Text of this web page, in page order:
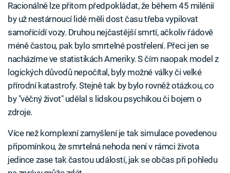
Racionálně lze přitom předpokládat, že během 45 milénií
by už nestárnoucí lidé měli dost času třeba vypilovat
samořícídí vozy. Druhou nejčastější smrtí, ačkoliv řádově
méně častou, pak bylo smrtelné postřelení. Přeci jen se
nacházíme ve statistikách Ameriky. S čím naopak model z
logických důvodů nepočítal, byly možné války či velké
přírodní katastrofy. Stejně tak by bylo rovněž otázkou, co
by "věčný život" udělal s lidskou psychikou či bojem o
zdroje.
Více než komplexní zamyšlení je tak simulace povedenou
připomínkou, že smrtelná nehoda není v rámci života
jedince zase tak častou událostí, jak se občas při pohledu